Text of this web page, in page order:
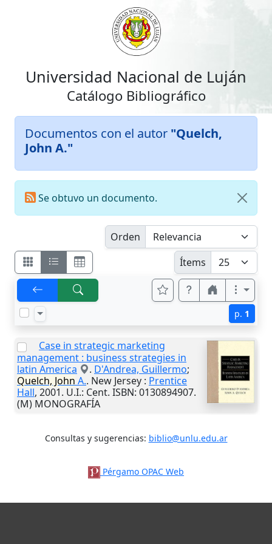
Universidad Nacional de Luján
Catálogo Bibliográfico
Documentos con el autor "Quelch,
John A."
Se obtuvo un documento.
Orden
Ítems
p. 1
Case in strategic marketing
management : business strategies in
latin America
. D'Andrea, Guillermo;
Quelch, John A.. New Jersey : Prentice
Hall, 2001. U.I.: Cent. ISBN: 0130894907.
(M) MONOGRAFÍA
Consultas y sugerencias: biblio@unlu.edu.ar
Pérgamo OPAC Web